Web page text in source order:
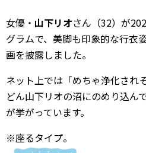
女優・ 山下リオさん（32）が
グラムで、美脚も印象的な行衣姿
画を披露しました。
ネット上では「めちゃ浄化され
どん山下リオの沼にのめり込
が挙がっています。
※座るタイプ。